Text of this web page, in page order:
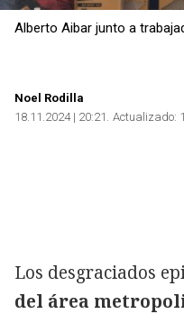
Alberto Aibar junto a
Noel Rodilla
18.11.2024 | 20:21 Actualizado:
Los desgraciados
del área